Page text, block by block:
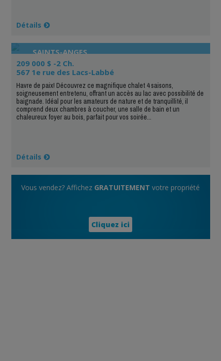
Détails
SAINTS-ANGES
209 000 $ -2 Ch.
567 1e rue des Lacs-Labbé
Havre de paix! Découvrez ce magnifique chalet 4 saisons,
soigneusement entretenu, offrant un accès au lac avec possibilité de
baignade. Idéal pour les amateurs de nature et de tranquillité, il
comprend deux chambres à coucher, une salle de bain et un
chaleureux foyer au bois, parfait pour vos soirée...
Détails
Vous vendez? Affichez GRATUITEMENT votre propriété
Cliquez ici